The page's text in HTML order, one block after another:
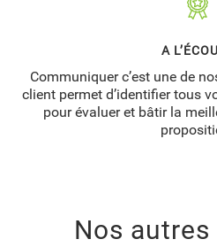
A
Communiquer c’est une de
client permet d’identifier tous
pour évaluer et bâtir la
Nos